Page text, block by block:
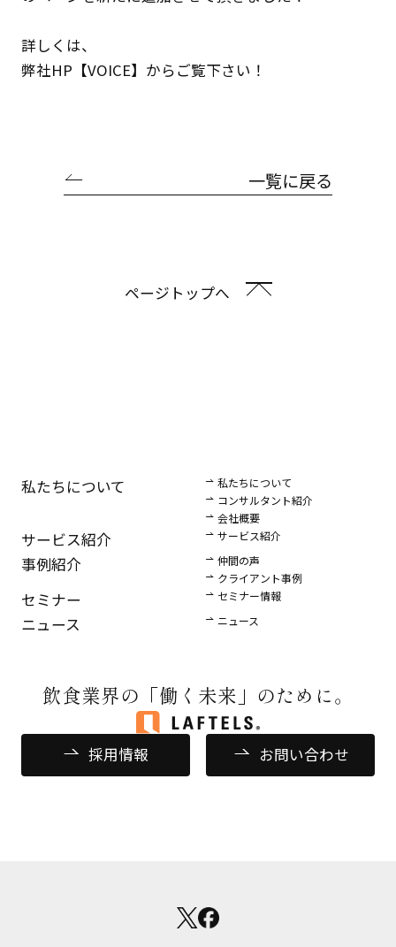
詳しくは、
弊社HP 【VOICE】 からご覧下さい！
一覧に戻る
ページトップへ
飲食業界の 「働く未来」のために。
私たちについて
私たちについて
コンサルタント紹介
会社概要
サービス紹介 サービス紹介
事例紹介
仲間の声
クライアント事例
セミナー セミナー情報
ニュース ニュース
採用情報 お問い合わせ